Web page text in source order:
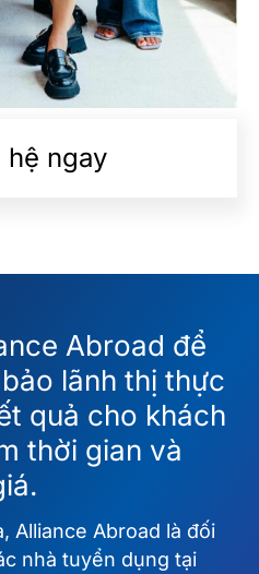
hệ ngay
Abroad để
lãnh thị thực
quả cho khách
thời gian và
Alliance Abroad là đối
nhà tuyển dụng tại